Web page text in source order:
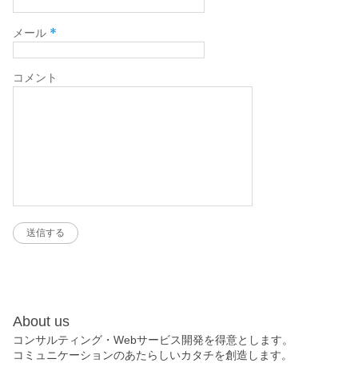
コメント
メール *
About us
コンサルティング・Webサービス開発を得意とします。
コミュニケーションのあたらしいカタチを創造します。